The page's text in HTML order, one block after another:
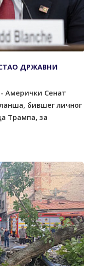
ДРЖАВНИ
Амерички Сенат
бившег личног
Трампа, за